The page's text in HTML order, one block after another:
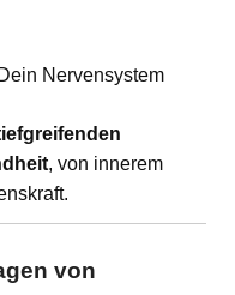
Nervensystem
, von innerem
von